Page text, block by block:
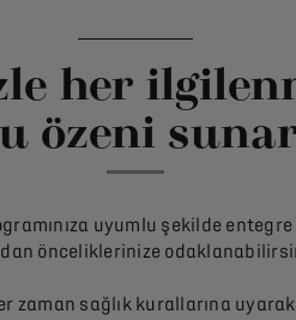
her
özeni
uyumlu şekilde
önceliklerinize
zaman sağlık kurallarına